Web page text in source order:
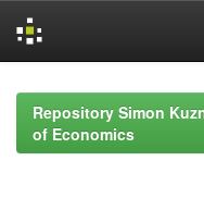
navigationRepository Simon
of Economics